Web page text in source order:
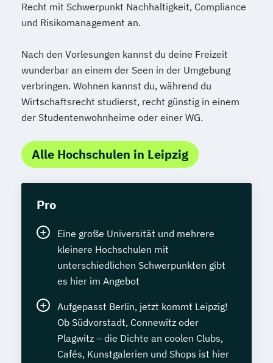
Recht mit Schwerpunkt Nachhaltigkeit, Compliance
und Risikomanagement an.
Nach den Vorlesungen kannst du deine Freizeit
wunderbar an einem der Seen in der Umgebung
verbringen. Wohnen kannst du, während du
Wirtschaftsrecht studierst, recht günstig in einem
der Studentenwohnheime oder einer WG.
Alle Hochschulen in Leipzig
Pro
Eine große Universität und mehrere
kleinere Hochschulen mit
unterschiedlichen Schwerpunkten gibt
es hier im Angebot
Aufgepasst Berlin, jetzt kommt Leipzig!
Ob Südvorstadt, Connewitz oder
Plagwitz – die Dichte an coolen Clubs,
Cafés, Kunstgalerien und Shops ist hier